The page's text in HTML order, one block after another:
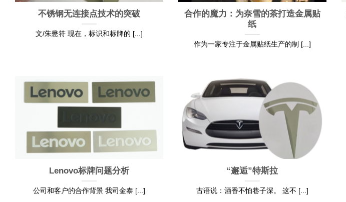
不锈钢无连接点技术的突破
文/朱懋符 现在，标识和标牌的 [...]
合作的魔力：为奈雪的茶打造金属贴
纸
作为一家专注于金属贴纸生产的制 [...]
Lenovo标牌问题分析
公司和客户的合作背景 我司金泰 [...]
“邂逅”特斯拉
古语说：酒香不怕巷子深。 这不 [...]